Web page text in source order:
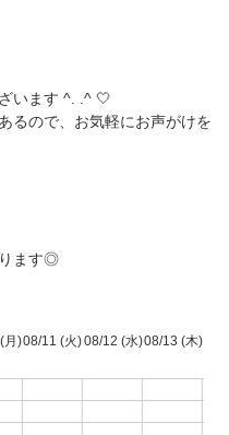
います ^. .^ 🤍
るので、お気軽にお声がけを
ます◎
月)08/11 (火)08/12 (水)08/13 (木)